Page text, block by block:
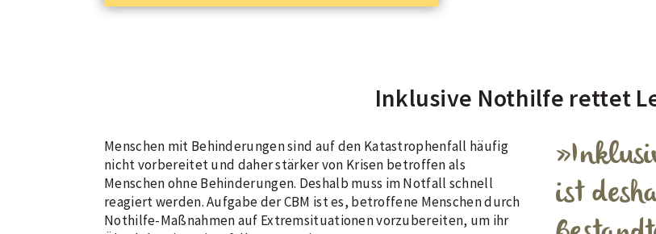
Inklusive Nothilfe rettet
ist
Menschen mit Behinderungen sind auf den Katastrophenfall häufig
nicht vorbereitet und daher stärker von Krisen betroffen als
Menschen ohne Behinderungen. Deshalb muss im Notfall schnell
reagiert werden. Aufgabe der CBM ist es, betroffene Menschen durch
Nothilfe-Maßnahmen auf Extremsituationen vorzubereiten, um ihr